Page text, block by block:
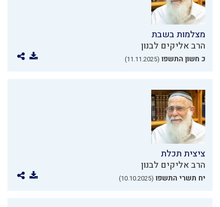
מצלמות בשבת
הרב אליקים לבנון
כ חשון התשפו (11.11.2025)
ציצית תכלת
הרב אליקים לבנון
יח תשרי התשפו (10.10.2025)